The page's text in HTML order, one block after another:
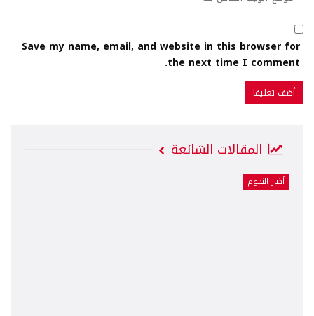
Save my name, email, and website in this browser for
the next time I comment.
المقالات الشائعة
أخبار النجوم